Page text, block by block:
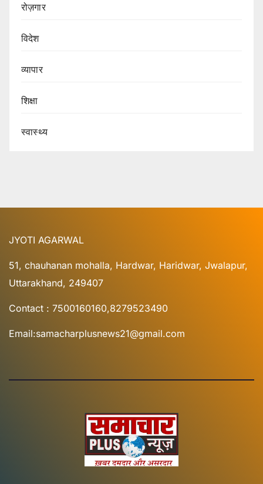
रोज़गार
विदेश
व्यापार
शिक्षा
स्वास्थ्य
JYOTI AGARWAL
51, chauhanan mohalla, Hardwar, Haridwar, Jwalapur,
Uttarakhand, 249407
Contact : 7500160160,8279523490
Email:samacharplusnews21@gmail.com